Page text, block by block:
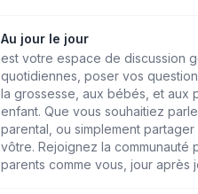
Au jour le jour
est votre espace de discussion
quotidiennes, poser vos
la grossesse, aux bébés, et aux
enfant. Que vous souhaitiez
parental, ou simplement
vôtre. Rejoignez la
parents comme vous, jour après